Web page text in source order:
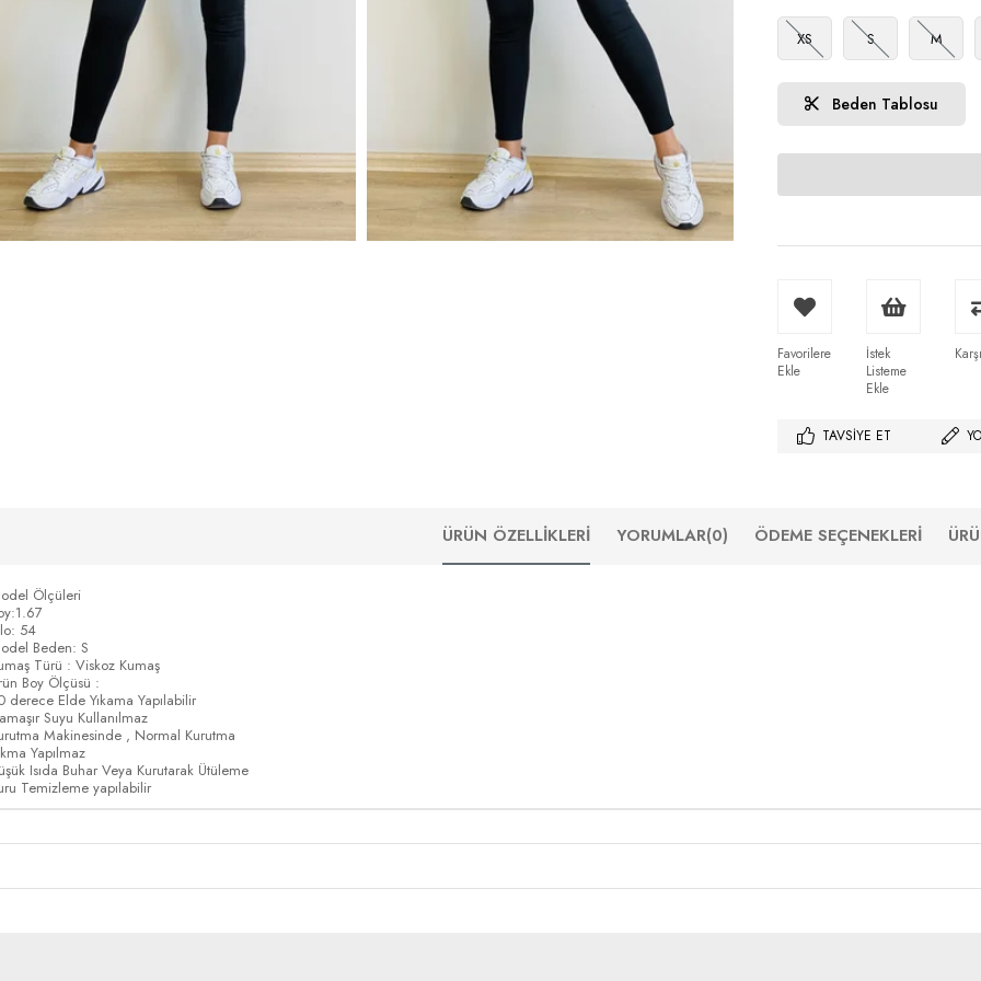
XS S M
Beden Tablosu
Favorilere
Ekle
İstek
Listeme
Ekle
TAVSIYE ET
ÜRÜN ÖZELLIKLERI YORUMLAR(0) ÖDEME SEÇENEKLERI
Ölçüleri
54
Beden: S
Türü : Viskoz Kumaş
Boy Ölçüsü :
derece Elde Yıkama Yapılabilir
Suyu Kullanılmaz
Makinesinde , Normal Kurutma
Yapılmaz
Isıda Buhar Veya Kurutarak Ütüleme
Temizleme yapılabilir